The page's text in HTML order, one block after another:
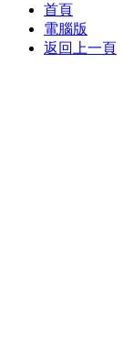
首頁
電腦版
返回上一頁